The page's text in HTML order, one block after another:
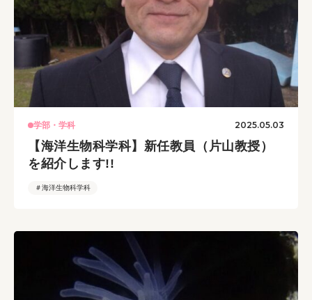
学部・学科 2025.05.03
【海洋生物科学科】新任教員（片山教授）
を紹介します!!
＃海洋生物科学科